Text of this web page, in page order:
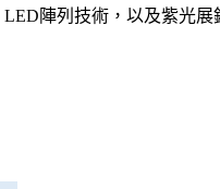
陣列技術，以及紫光